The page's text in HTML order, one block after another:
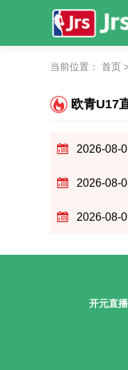
当前位置： 首页
欧青U17
2026-08-
2026-08-
2026-08-
开元直播